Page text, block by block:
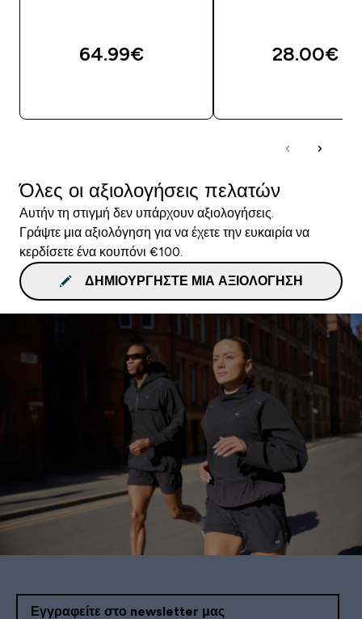
64.99€‎ 28.00€‎
Όλες οι αξιολογήσεις πελατών
Αυτήν τη στιγμή δεν υπάρχουν αξιολογήσεις.
Γράψτε μια αξιολόγηση για να έχετε την ευκαιρία να
κερδίσετε ένα κουπόνι €100.
ΔΗΜΙΟΥΡΓΉΣΤΕ ΜΙΑ ΑΞΙΟΛΌΓΗΣΗ
Εγγραφείτε στο newsletter μας